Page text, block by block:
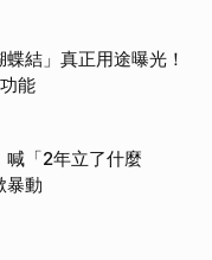
結」真正用途曝光！
能
喊「2年立了什麼
動